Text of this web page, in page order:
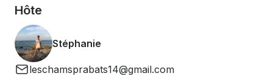
Hôte
Stéphanie
leschamsprabats14@gmail.com